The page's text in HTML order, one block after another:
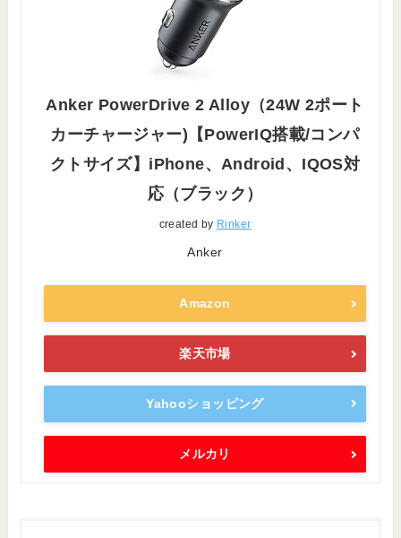
Anker PowerDrive 2 Alloy（24W 2ポート
カーチャージャー)【PowerIQ搭載/コンパ
クトサイズ】iPhone、Android、IQOS対
応（ブラック）
created by Rinker
Anker
Amazon
楽天市場
Yahooショッピング
メルカリ